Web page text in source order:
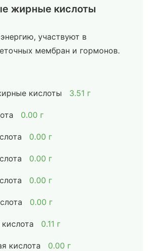
жирные кислоты
участвуют в
мембран и гормонов.
кислоты 3.51 г
0.00 г
0.00 г
0.00 г
0.00 г
0.00 г
0.11 г
кислота 0.00 г